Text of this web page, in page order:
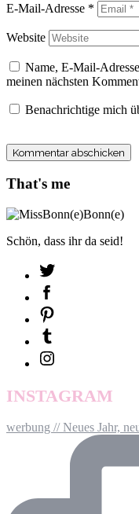
E-Mail-Adresse *
Website
Name, E-Mail-
meinen nächsten
Benachrichtige mich
That's me
Schön, dass ihr da seid!
INSTAGRAM
werbung // Neues Jahr,